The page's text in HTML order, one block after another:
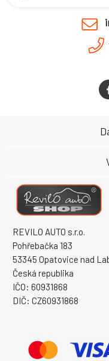
REVILO AUTO s.r.o.
Pohřebačka 183
53345 Opatovice nad
Česká republika
IČO: 60931868
DIČ: CZ60931868